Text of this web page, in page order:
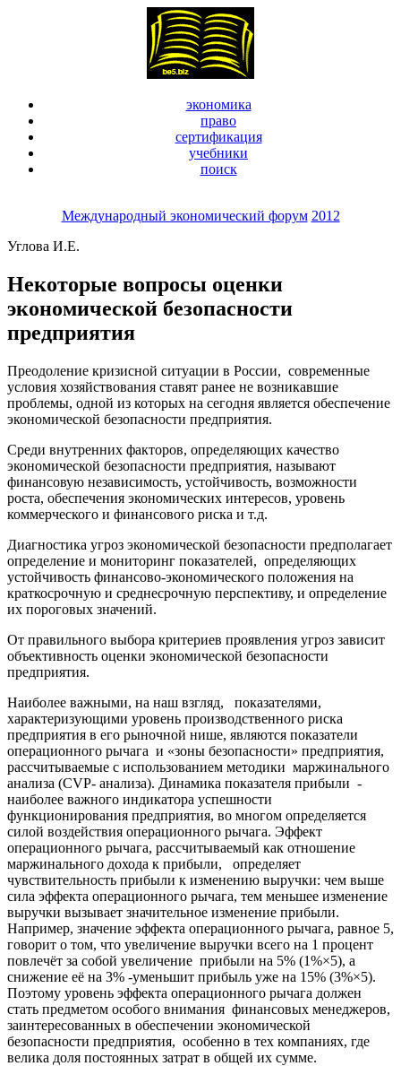
экономика
право
сертификация
учебники
поиск
Международный экономический форум 2012
Углова И.Е.
Некоторые вопросы оценки
экономической безопасности
предприятия
Преодоление кризисной ситуации в России, современные
условия хозяйствования ставят ранее не возникавшие
проблемы, одной из которых на сегодня является обеспечение
экономической безопасности предприятия.
Среди внутренних факторов, определяющих качество
экономической безопасности предприятия, называют
финансовую независимость, устойчивость, возможности
роста, обеспечения экономических интересов, уровень
коммерческого и финансового риска и т.д.
Диагностика угроз экономической безопасности предполагает
определение и мониторинг показателей, определяющих
устойчивость финансово-экономического положения на
краткосрочную и среднесрочную перспективу, и определение
их пороговых значений.
От правильного выбора критериев проявления угроз зависит
объективность оценки экономической безопасности
предприятия.
Наиболее важными, на наш взгляд, показателями,
характеризующими уровень производственного риска
предприятия в его рыночной нише, являются показатели
операционного рычага и «зоны безопасности» предприятия,
рассчитываемые с использованием методики маржинального
анализа (CVP- анализа). Динамика показателя прибыли -
наиболее важного индикатора успешности
функционирования предприятия, во многом определяется
силой воздействия операционного рычага. Эффект
операционного рычага, рассчитываемый как отношение
маржинального дохода к прибыли, определяет
чувствительность прибыли к изменению выручки: чем выше
сила эффекта операционного рычага, тем меньшее изменение
выручки вызывает значительное изменение прибыли.
Например, значение эффекта операционного рычага, равное 5,
говорит о том, что увеличение выручки всего на 1 процент
повлечёт за собой увеличение прибыли на 5% (1%×5), а
снижение её на 3% -уменьшит прибыль уже на 15% (3%×5).
Поэтому уровень эффекта операционного рычага должен
стать предметом особого внимания финансовых менеджеров,
заинтересованных в обеспечении экономической
безопасности предприятия, особенно в тех компаниях, где
велика доля постоянных затрат в общей их сумме.